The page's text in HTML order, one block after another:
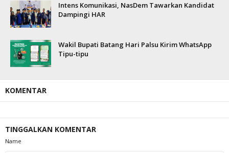
Intens Komunikasi, NasDem Tawarkan Kandidat
Dampingi HAR
Wakil Bupati Batang Hari Palsu Kirim WhatsApp
Tipu-tipu
KOMENTAR
TINGGALKAN KOMENTAR
Name